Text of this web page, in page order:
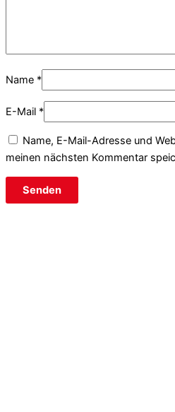
Name *
E-Mail *
Name, E-Mail-Adresse und
meinen nächsten Kommentar